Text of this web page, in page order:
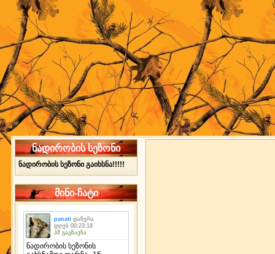
ნადირობის სეზონი
ნადირობის სეზონი გაიხსნა!!!!!
მინი-ჩატი